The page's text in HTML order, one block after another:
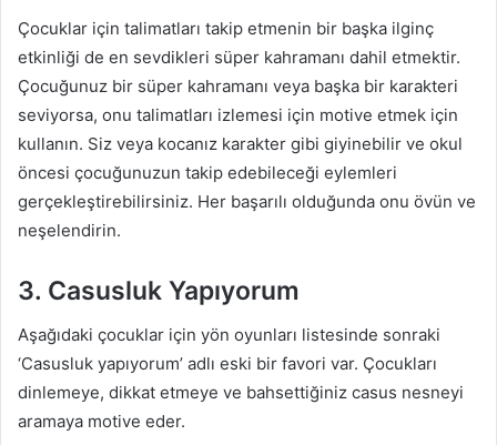
Çocuklar için talimatları takip etmenin bir başka ilginç
etkinliği de en sevdikleri süper kahramanı dahil etmektir.
Çocuğunuz bir süper kahramanı veya başka bir karakteri
seviyorsa, onu talimatları izlemesi için motive etmek için
kullanın. Siz veya kocanız karakter gibi giyinebilir ve okul
öncesi çocuğunuzun takip edebileceği eylemleri
gerçekleştirebilirsiniz. Her başarılı olduğunda onu övün ve
neşelendirin.
3. Casusluk Yapıyorum
Aşağıdaki çocuklar için yön oyunları listesinde sonraki
‘Casusluk yapıyorum’ adlı eski bir favori var. Çocukları
dinlemeye, dikkat etmeye ve bahsettiğiniz casus nesneyi
aramaya motive eder.